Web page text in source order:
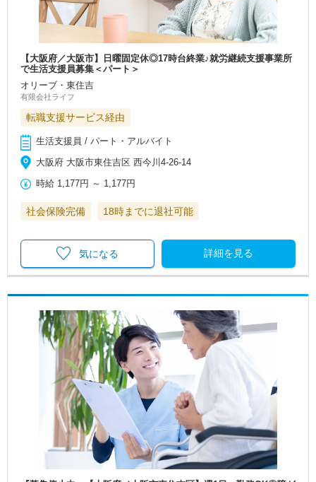
【大阪府／大阪市】日曜固定休◎17時台終業♪就労継続支援事業所
で生活支援員募集＜パート＞
オリーブ・東住吉
有限会社ライフ
転職支援サービス経由
生活支援員 / パート・アルバイト
大阪府 大阪市東住吉区 西今川4‐26‐14
時給 1,177円 ～ 1,177円
社会保険完備 18時までに退社可能
詳細を見る
気になる